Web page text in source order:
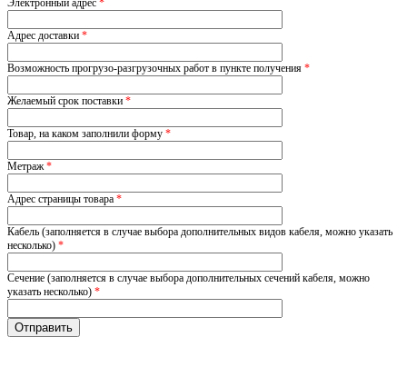
Электронный адрес *
Адрес доставки *
Возможность прогрузо-разгрузочных работ в пункте получения *
Желаемый срок поставки *
Товар, на каком заполнили форму *
Метраж*
Адрес страницы товара *
Кабель (заполняется в случае выбора дополнительных видов кабеля, можно указать
несколько) *
Сечение (заполняется в случае выбора дополнительных сечений кабеля, можно
указать несколько) *